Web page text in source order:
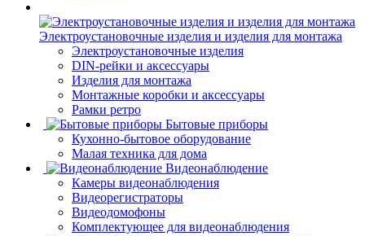
Электроустановочные изделия и изделия для монтажа
Электроустановочные изделия
DIN-рейки и аксессуары
Изделия для монтажа
Монтажные коробки и аксессуары
Рамки ретро
Бытовые приборы
Кухонно-бытовое оборудование
Малая техника для дома
Видеонаблюдение
Камеры видеонаблюдения
Видеорегистраторы
Видеодомофоны
Комплектующее для видеонаблюдения